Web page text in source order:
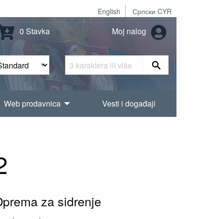
English Српски CYR
0 Stavka Moj nalog
Web prodavnica Vesti i događaji
za sidrenje